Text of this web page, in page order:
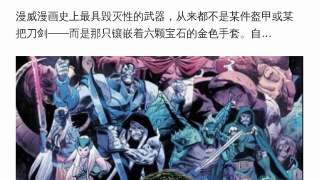
漫威漫画史上最具毁灭性的武器，从来都不是某件盔甲或某
把刀剑——而是那只镶嵌着六颗宝石的金色手套。自…